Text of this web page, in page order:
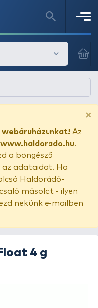
×
Az
www.haldorado.hu.
a böngésző
az adataidat. Ha
Haldorádó-
másolat - ilyen
nekünk e-mailben
4 g